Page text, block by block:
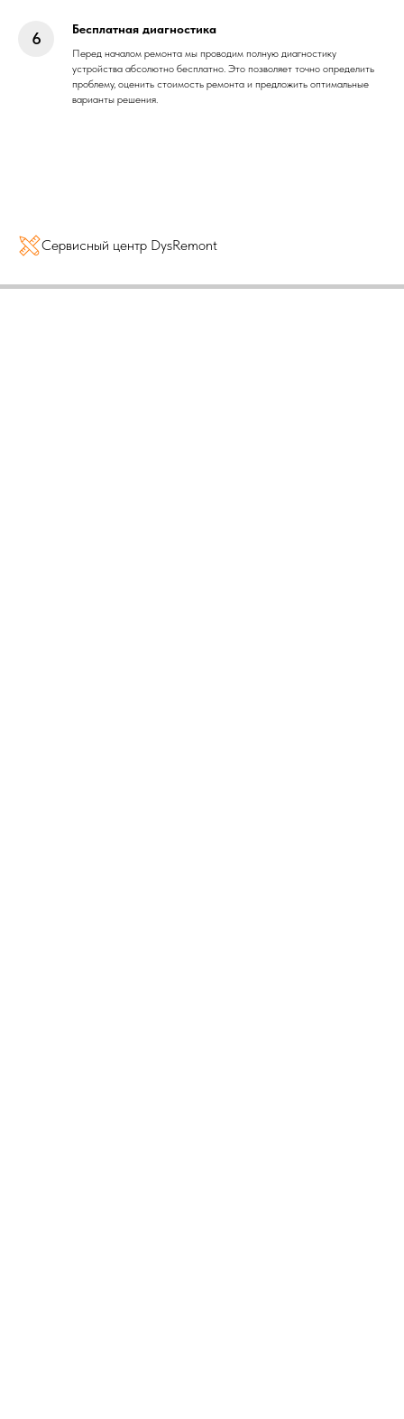
Бесплатная диагностика
Перед началом ремонта мы проводим полную диагностику
устройства абсолютно бесплатно. Это позволяет точно определить
проблему, оценить стоимость ремонта и предложить оптимальные
варианты решения.
Сервисный центр DysRemont